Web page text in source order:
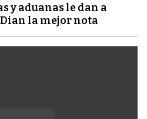
y aduanas le dan a
la mejor nota